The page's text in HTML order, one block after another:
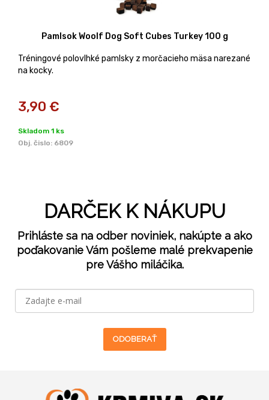
Pamlsok Woolf Dog Soft Cubes Turkey 100 g
Tréningové polovlhké pamlsky z morčacieho mäsa narezané
na kocky.
3,90 €
Skladom 1 ks
Obj. čislo: 6809
DARČEK K NÁKUPU
Prihláste sa na odber noviniek, nakúpte a ako
poďakovanie Vám pošleme malé prekvapenie
pre Vášho miláčika.
ODOBERAŤ